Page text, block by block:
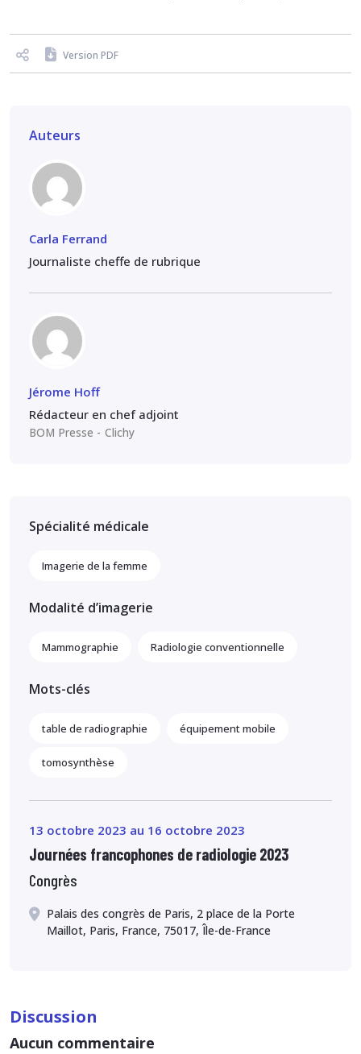
Version PDF
Auteurs
Carla Ferrand
Journaliste cheffe de rubrique
Jérome Hoff
Rédacteur en chef adjoint
BOM Presse Clichy
Spécialité médicale
Imagerie de la femme
Modalité d’imagerie
Mammographie Radiologie conventionnelle
Mots-clés
table de radiographie équipement mobile
tomosynthèse
13 octobre 2023 au 16 octobre 2023
Journées francophones de radiologie 2023
Congrès
Palais des congrès de Paris, 2 place de la Porte
Maillot, Paris, France, 75017, Île-de-France
Discussion
Aucun commentaire